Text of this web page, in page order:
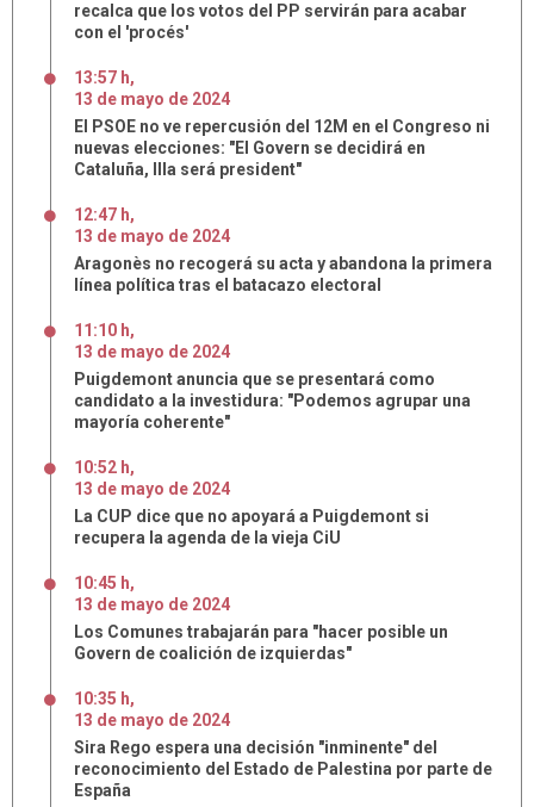
recalca que los votos del PP servirán para acabar
con el 'procés'
13:57 h,
13 de mayo de 2024
El PSOE no ve repercusión del 12M en el Congreso ni
nuevas elecciones: "El Govern se decidirá en
Cataluña, Illa será president"
12:47 h,
13 de mayo de 2024
Aragonès no recogerá su acta y abandona la primera
línea política tras el batacazo electoral
11:10 h,
13 de mayo de 2024
Puigdemont anuncia que se presentará como
candidato a la investidura: "Podemos agrupar una
mayoría coherente"
10:52 h,
13 de mayo de 2024
La CUP dice que no apoyará a Puigdemont si
recupera la agenda de la vieja CiU
10:45 h,
13 de mayo de 2024
Los Comunes trabajarán para "hacer posible un
Govern de coalición de izquierdas"
10:35 h,
13 de mayo de 2024
Sira Rego espera una decisión "inminente" del
reconocimiento del Estado de Palestina por parte de
España